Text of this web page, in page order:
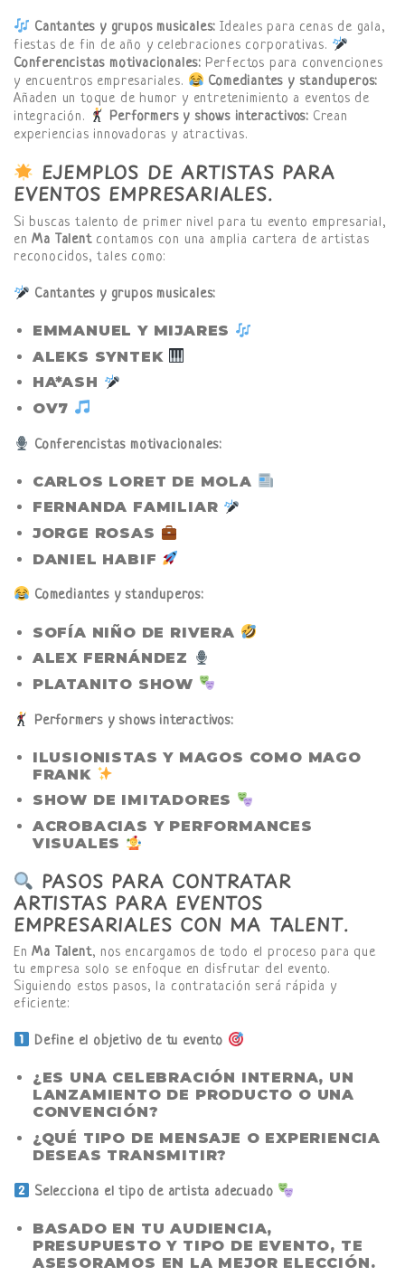
Cantantes y grupos musicales: Ideales para cenas de gala,
fiestas de fin de año y celebraciones corporativas.
Conferencistas motivacionales: Perfectos para convenciones
y encuentros empresariales.
Comediantes y standuperos:
Añaden un toque de humor y entretenimiento a eventos de
integración.
Performers y shows interactivos: Crean
experiencias innovadoras y atractivas.
EJEMPLOS DE ARTISTAS PARA
EVENTOS EMPRESARIALES.
Si buscas talento de primer nivel para tu evento empresarial,
enMa Talentcontamos con una amplia cartera de artistas
reconocidos, tales como:
Cantantes y grupos musicales:
EMMANUEL Y MIJARES
ALEKS SYNTEK
HA*ASH
OV7
Conferencistas motivacionales:
CARLOS LORET DE MOLA
FERNANDA FAMILIAR
JORGE ROSAS
DANIEL HABIF
Comediantes y standuperos:
SOFÍA NIÑO DE RIVERA
ALEX FERNÁNDEZ
PLATANITO SHOW
Performers y shows interactivos:
ILUSIONISTAS Y MAGOS COMO MAGO
FRANK
SHOW DE IMITADORES
ACROBACIAS Y PERFORMANCES
VISUALES
PASOS PARA CONTRATAR
ARTISTAS PARA EVENTOS
EMPRESARIALES CON MA TALENT.
EnMa Talent, nos encargamos de todo el proceso para que
tu empresa solo se enfoque en disfrutar del evento.
Siguiendo estos pasos, la contratación será rápida y
eficiente:
Define el objetivo de tu evento
¿ES UNA CELEBRACIÓN INTERNA, UN
LANZAMIENTO DE PRODUCTO O UNA
CONVENCIÓN?
¿QUÉ TIPO DE MENSAJE O EXPERIENCIA
DESEAS TRANSMITIR?
Selecciona el tipo de artista adecuado
BASADO EN TU AUDIENCIA,
PRESUPUESTO Y TIPO DE EVENTO, TE
ASESORAMOS EN LA MEJOR ELECCIÓN.